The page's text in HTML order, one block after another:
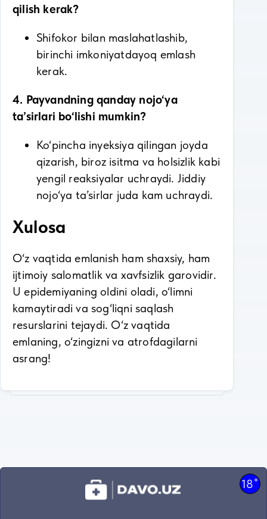
qilish kerak?
Shifokor bilan maslahatlashib,
birinchi imkoniyatdayoq emlash
kerak.
4. Payvandning qanday nojo‘ya
ta’sirlari bo‘lishi mumkin?
Ko‘pincha inyeksiya qilingan joyda
qizarish, biroz isitma va holsizlik kabi
yengil reaksiyalar uchraydi. Jiddiy
nojo‘ya ta’sirlar juda kam uchraydi.
Xulosa
O‘z vaqtida emlanish ham shaxsiy, ham
ijtimoiy salomatlik va xavfsizlik garovidir.
U epidemiyaning oldini oladi, o‘limni
kamaytiradi va sog‘liqni saqlash
resurslarini tejaydi. O‘z vaqtida
emlaning, o‘zingizni va atrofdagilarni
asrang!
18+